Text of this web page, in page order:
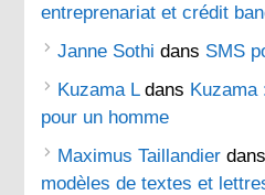
entreprenariat et crédit
Janne Sothi dans SMS
Kuzama Ldans Kuzama
pour un homme
Maximus Taillandier dans
modèles de textes et